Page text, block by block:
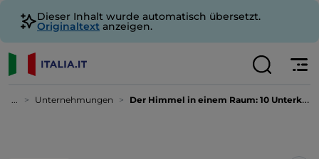
Dieser Inhalt wurde automatisch übersetzt.
Originaltext anzeigen.
... Unternehmungen Der Himmel in einem Raum: 10 Unterkünfte, in denen Sie unter den Sternen schlafen und zu sich selbst finden können